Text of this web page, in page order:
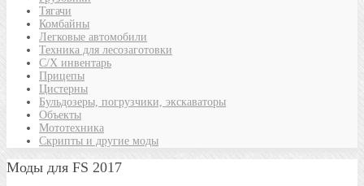
Тягачи
Комбайны
Легковые автомобили
Техника для лесозаготовки
С/Х инвентарь
Прицепы
Цистерны
Бульдозеры, погрузчики, экскаваторы
Объекты
Мототехника
Скрипты и другие моды
Моды для FS 2017